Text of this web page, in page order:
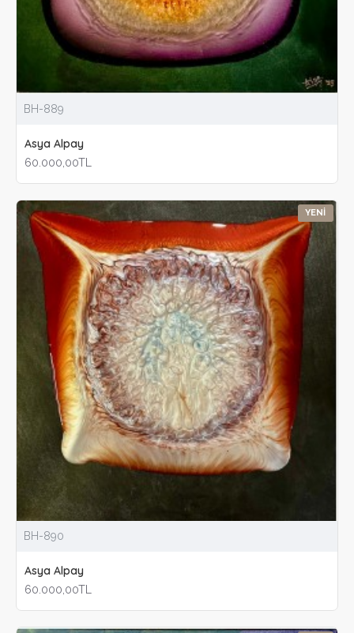
BH-889
Asya Alpay
60.000,00TL
YENI
BH-890
Asya Alpay
60.000,00TL